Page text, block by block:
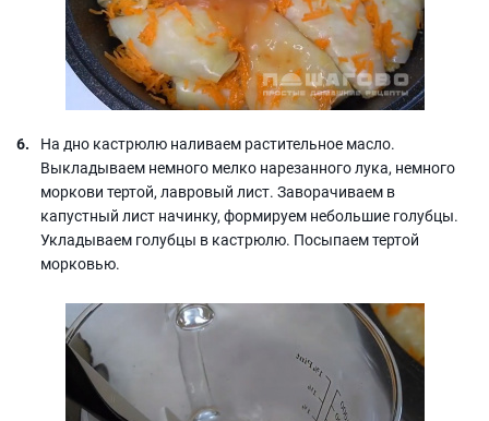
На дно кастрюлю наливаем растительное масло.
Выкладываем немного мелко нарезанного лука, немного
моркови тертой, лавровый лист. Заворачиваем в
капустный лист начинку, формируем небольшие голубцы.
Укладываем голубцы в кастрюлю. Посыпаем тертой
морковью.